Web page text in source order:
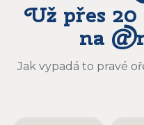
Už přes
na
Jak vypadá to pravé